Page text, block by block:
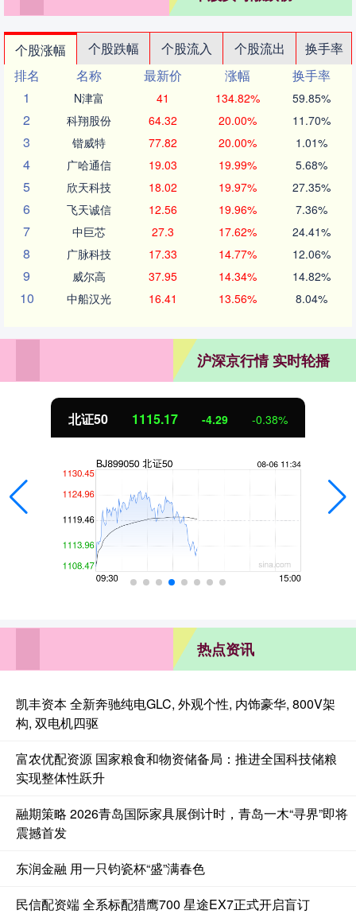
个股涨幅 个股跌幅 个股流入 个股流出
换手率
排名
名称 最新价 涨幅
换手率
1
N津富 41 134.82% 59.85%
2 科翔股份 64.32 20.00% 11.70%
3 锴威特 77.82 20.00% 1.01%
4 广哈通信 19.03 19.99% 5.68%
5 欣天科技 18.02 19.97% 27.35%
6 飞天诚信 12.56 19.96% 7.36%
7 中巨芯 27.3 17.62% 24.41%
8 广脉科技 17.33 14.77% 12.06%
9 威尔高 37.95 14.34% 14.82%
10 中船汉光 16.41 13.56% 8.04%
沪深京行情 实时轮播
北证50 1115.17 -4.29 -0.38%
热点资讯
凯丰资本 全新奔驰纯电GLC, 外观个性, 内饰豪华, 800V架
构, 双电机四驱
富农优配资源 国家粮食和物资储备局：推进全国科技储粮
实现整体性跃升
融期策略 2026青岛国际家具展倒计时，青岛一木“寻界”即将
震撼首发
东润金融 用一只钧瓷杯“盛”满春色
民信配资端 全系标配猎鹰700 星途EX7正式开启盲订